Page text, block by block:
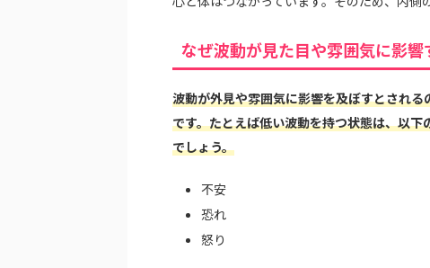
なぜ波動が見た目や雰囲気に影
波動が外見や雰囲気に影響を及ぼすとされ
です。たとえば低い波動を持つ状態は、以
でしょう。
不安
恐れ
怒り